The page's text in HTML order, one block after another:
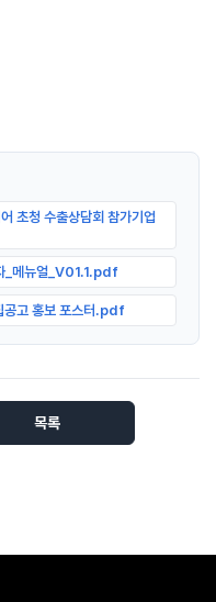
초청 수출상담회 참가기업
_메뉴얼_V01.1.pdf
고 홍보 포스터.pdf
목록